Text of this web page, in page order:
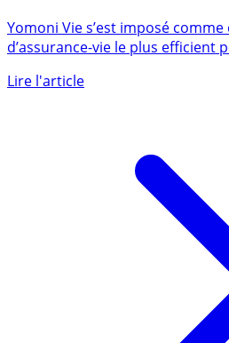
Vie
d’assurance-vie le plus efficient